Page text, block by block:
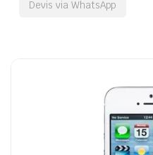
Devis via WhatsApp